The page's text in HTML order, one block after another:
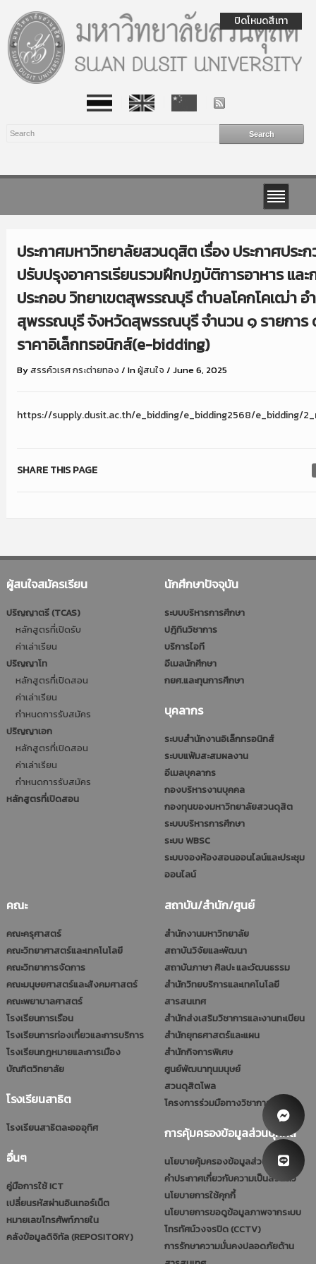
ประกาศมหาวิทยาลัยสวนดุสิต เรื่อง ประกาศประ
ปรับปรุงอาคารเรียนรวมฝึกปฏบัติการอาหาร และ
ประกอบ วิทยาเขตสุพรรณบุรี ตำบลโคกโคเฒ่า อ
สุพรรณบุรี จังหวัดสุพรรณบุรี จำนวน ๑ รายการ
ราคาอิเล็กทรอนิกส์(e-bidding)
Byสรรค์วเรศ กระต่ายทอง / Inผู้สนใจ / June 6, 2025
https://supply.dusit.ac.th/e_bidding/e_bidding2568/e_bidding/
SHARE THIS PAGE
ผู้สนใจสมัครเรียน
ปริญญาตรี (TCAS)
หลักสูตรที่เปิดรับ
ค่าเล่าเรียน
ปริญญาโท
หลักสูตรที่เปิดสอน
ค่าเล่าเรียน
กำหนดการรับสมัคร
ปริญญาเอก
หลักสูตรที่เปิดสอน
ค่าเล่าเรียน
กำหนดการรับสมัคร
หลักสูตรที่เปิดสอน
นักศึกษาปัจจุบัน
ระบบบริหารการศึกษา
ปฎิทินวิชาการ
บริการไอที
อีเมลนักศึกษา
กยศ.และทุนการศึกษา
บุคลากร
ระบบสำนักงานอิเล็กทรอนิกส์
ระบบแฟ้มสะสมผลงาน
อีเมลบุคลากร
กองบริหารงานบุคคล
กองทุนของมหาวิทยาลัยสวนดุสิต
ระบบบริหารการศึกษา
ระบบ WBSC
ระบบจองห้องสอนออนไลน์และประชุม
ออนไลน์
คณะ
คณะครุศาสตร์
คณะวิทยาศาสตร์และเทคโนโลยี
คณะวิทยาการจัดการ
คณะมนุษยศาสตร์และสังคมศาสตร์
คณะพยาบาลศาสตร์
โรงเรียนการเรือน
โรงเรียนการท่องเที่ยวและการบริการ
โรงเรียนกฎหมายและการเมือง
บัณฑิตวิทยาลัย
โรงเรียนสาธิต
โรงเรียนสาธิตละอออุทิศ
อื่นๆ
คู่มือการใช้ ICT
เปลี่ยนรหัสผ่านอินเทอร์เน็ต
หมายเลขโทรศัพท์ภายใน
คลังข้อมูลดิจิทัล (REPOSITORY)
สถาบัน/สำนัก/ศูนย์
สำนักงานมหาวิทยาลัย
สถาบันวิจัยและพัฒนา
สถาบันภาษา ศิลปะ และวัฒนธรรม
สำนักวิทยบริการและเทคโนโลยี
สารสนเทศ
สำนักส่งเสริมวิชาการและงานทะเบียน
สำนักยุทธศาสตร์และแผน
สำนักกิจการพิเศษ
ศูนย์พัฒนาทุนมนุษย์
สวนดุสิตโพล
โครงการร่วมมือทางวิชาการ (รมป.)
การคุ้มครองข้อมูลส่วนบุคคล
นโยบายคุ้มครองข้อมูลส่วนบุคคล
คำประกาศเกี่ยวกับความเป็นส่วนตัว
นโยบายการใช้คุกกี้
นโยบายการขอดูข้อมูลภาพจากระบบ
โทรทัศน์วงจรปิด (CCTV)
การรักษาความมั่นคงปลอดภัยด้าน
ปิดโหมดสีเทา